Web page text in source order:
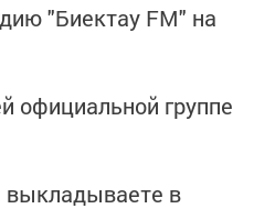
"Биектау FM" на
официальной группе
в